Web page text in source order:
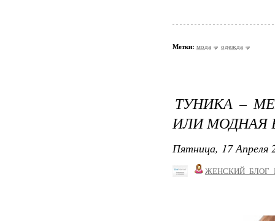
Метки: мода одежда
ТУНИКА –
ИЛИ МОДНАЯ
Пятница, 17 Апреля